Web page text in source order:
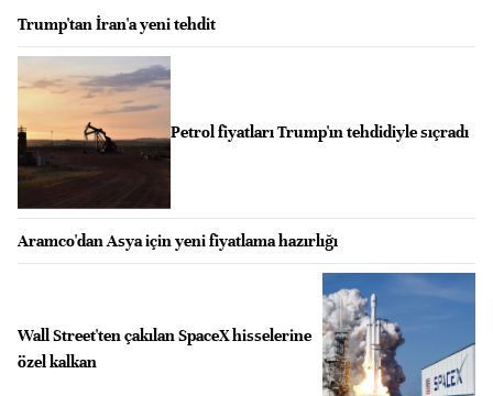
Trump'tan İran'a yeni tehdit
Petrol fiyatları Trump'ın tehdidiyle sıçradı
Aramco'dan Asya için yeni fiyatlama hazırlığı
Wall Street'ten çakılan SpaceX hisselerine
özel kalkan